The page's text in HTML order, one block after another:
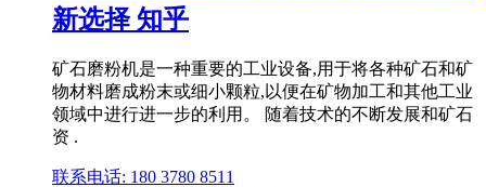
新选择 知乎
矿石磨粉机是一种重要的工业设备,用于将各种矿石和矿
物材料磨成粉末或细小颗粒,以便在矿物加工和其他工业
领域中进行进一步的利用。 随着技术的不断发展和矿石
资 .
联系电话: 180 3780 8511